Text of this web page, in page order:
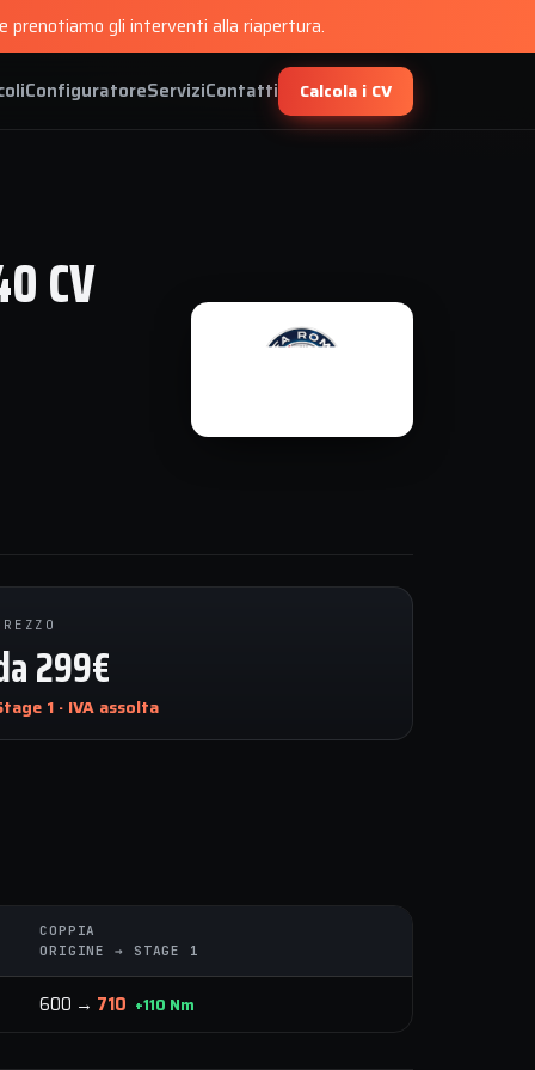
prenotiamo gli interventi alla riapertura.
ConfiguratoreServiziContatti Calcola i CV
CV
299€
1 · IVA assolta
COPPIA
ORIGINE → STAGE 1
600 → 710 +110 Nm